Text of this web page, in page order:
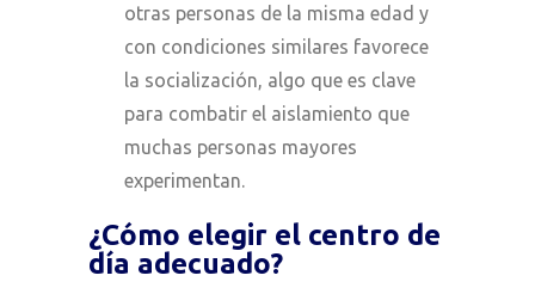
otras personas de la misma edad y
con condiciones similares favorece
la socialización, algo que es clave
para combatir el aislamiento que
muchas personas mayores
experimentan.
¿Cómo elegir el centro de
día adecuado?